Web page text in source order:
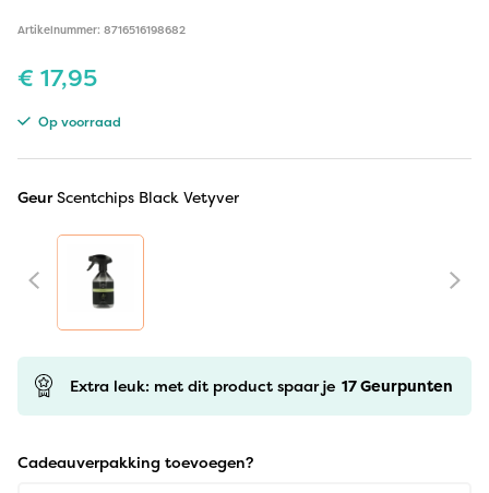
Artikelnummer: 8716516198682
€ 17,95
Op voorraad
GeurScentchips Black Vetyver
Extra leuk: met dit product spaar je 17Geurpunten
Cadeauverpakking toevoegen?